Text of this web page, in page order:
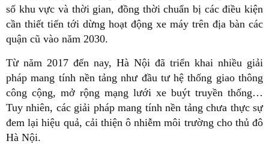
số khu vực và thời gian, đồng thời chuẩn bị các điều kiện
cần thiết tiến tới dừng hoạt động xe máy trên địa bàn các
quận cũ vào năm 2030.
Từ năm 2017 đến nay, Hà Nội đã triển khai nhiều giải
pháp mang tính nền tảng như đầu tư hệ thống giao thông
công cộng, mở rộng mạng lưới xe buýt truyền thống…
Tuy nhiên, các giải pháp mang tính nền tảng chưa thực sự
đem lại hiệu quả, cải thiện ô nhiễm môi trường cho thủ đô
Hà Nội.